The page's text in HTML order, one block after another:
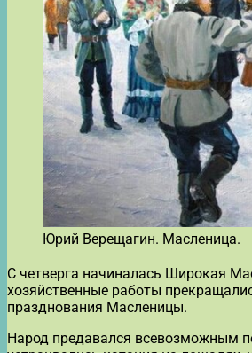
Юрий Верещагин. Масленица.
С четверга начиналась Широкая
хозяйственные работы
празднования Масленицы.
Народ предавался всевозможным